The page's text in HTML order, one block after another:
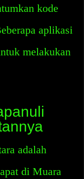
kode
aplikasi
melakukan
adalah
di Muara